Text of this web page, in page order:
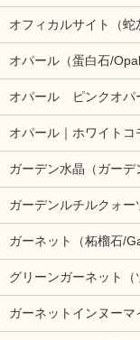
オフィカルサイト（蛇
オパール（蛋白石/Opal
オパール ピンクオパ
オパール｜ホワイトコ
ガーデン水晶（ガーデ
ガーデンルチルクォー
ガーネット（柘榴石/
グリーンガーネット（
ガーネットインヌー